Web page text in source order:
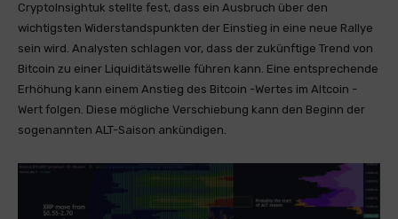
CryptoInsightuk stellte fest, dass ein Ausbruch über den
wichtigsten Widerstandspunkten der Einstieg in eine neue Rallye
sein wird. Analysten schlagen vor, dass der zukünftige Trend von
Bitcoin zu einer Liquiditätswelle führen kann. Eine entsprechende
Erhöhung kann einem Anstieg des Bitcoin -Wertes im Altcoin -
Wert folgen. Diese mögliche Verschiebung kann den Beginn der
sogenannten ALT-Saison ankündigen.